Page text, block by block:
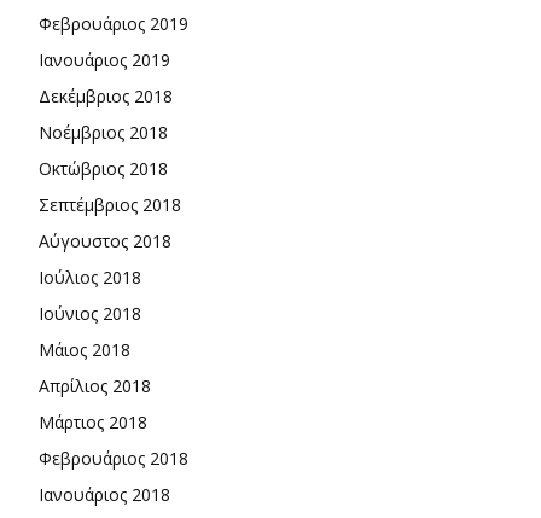
Φεβρουάριος 2019
Ιανουάριος 2019
Δεκέμβριος 2018
Νοέμβριος 2018
Οκτώβριος 2018
Σεπτέμβριος 2018
Αύγουστος 2018
Ιούλιος 2018
Ιούνιος 2018
Μάιος 2018
Απρίλιος 2018
Μάρτιος 2018
Φεβρουάριος 2018
Ιανουάριος 2018